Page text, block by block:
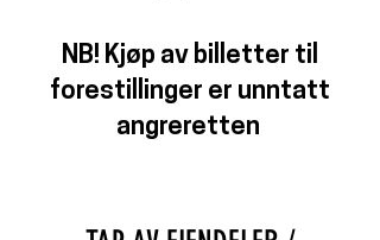
NB! Kjøp av billetter til
forestillinger er unntatt
angreretten